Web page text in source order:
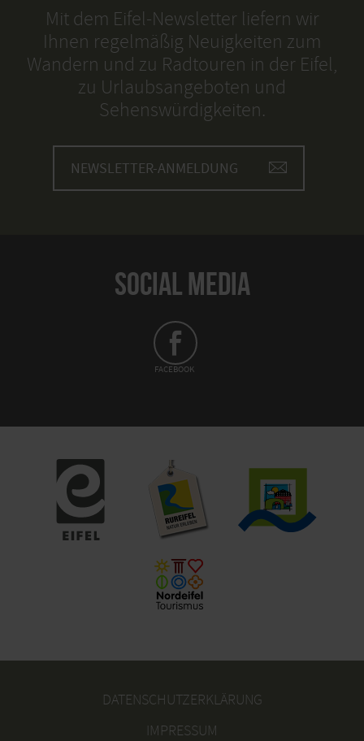
Mit dem Eifel-Newsletter liefern wir
Ihnen regelmäßig Neuigkeiten zum
Wandern und zu Radtouren in der Eifel,
zu Urlaubsangeboten und
Sehenswürdigkeiten.
NEWSLETTER-ANMELDUNG
SOCIAL MEDIA
FACEBOOK
DATENSCHUTZERKLÄRUNG
IMPRESSUM